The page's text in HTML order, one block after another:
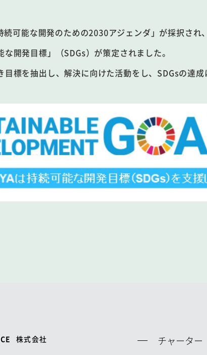
可能な開発のための2030アジェンダ」が採択され
開発目標」（SDGs）が策定されました。
標を抽出し、解決に向けた活動をし、SDGsの達成
株式会社
チャーター